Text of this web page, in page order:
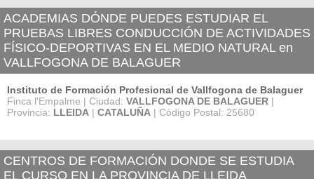
ACADEMIAS DÓNDE PUEDES ESTUDIAR EL
PRUEBAS LIBRES CONDUCCIÓN DE ACTIVIDADES
FÍSICO-DEPORTIVAS EN EL MEDIO NATURAL en
VALLFOGONA DE BALAGUER
Instituto de Formación Profesional de Vallfogona de Balaguer
Finca l'Empalme | Ciudad: VALLFOGONA DE BALAGUER |
Provincia: LLEIDA | CATALUÑA | Código Postal: 25680
CENTROS DE FORMACIÓN DONDE SE ESTUDIA
EL CURSO EN LA PROVINCIA DE LLEIDA